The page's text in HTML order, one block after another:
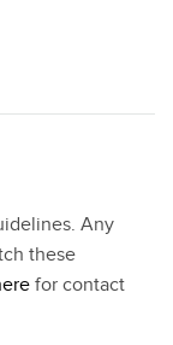
Any
these
for contact